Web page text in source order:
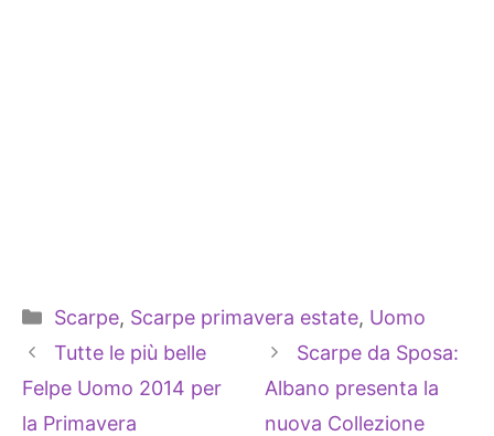
Categorie
Scarpe, Scarpe primavera estate, Uomo
Tutte le più belle
Felpe Uomo 2014 per
la Primavera
Scarpe da Sposa:
Albano presenta la
nuova Collezione